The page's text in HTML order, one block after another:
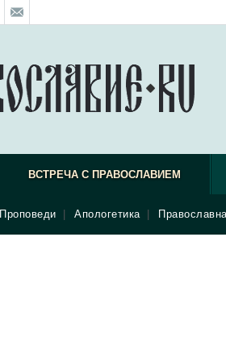
ВСТРЕЧА С ПРАВОСЛАВИЕМ
Проповеди Апологетика